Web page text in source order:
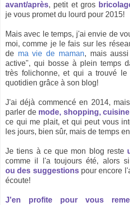
avant/après, petit et gros
je vous promet du lourd pour 2015!
Mais avec le temps, j'ai envie de
moi, comme je le fais sur les
de ma vie de maman, mais
active", qui bosse à plein temps
très folichonne, et qui a trouvé
quotidien grâce à son blog!
J'ai déjà commencé en 2014,
parler de mode, shopping,
ce qui me plait, et qui peut vous
les jours, bien sûr, mais de temps
Je tiens à ce que mon blog reste
comme il l'a toujours été, alors
ou des suggestionspour encore
écoute!
J'en profite pour vous